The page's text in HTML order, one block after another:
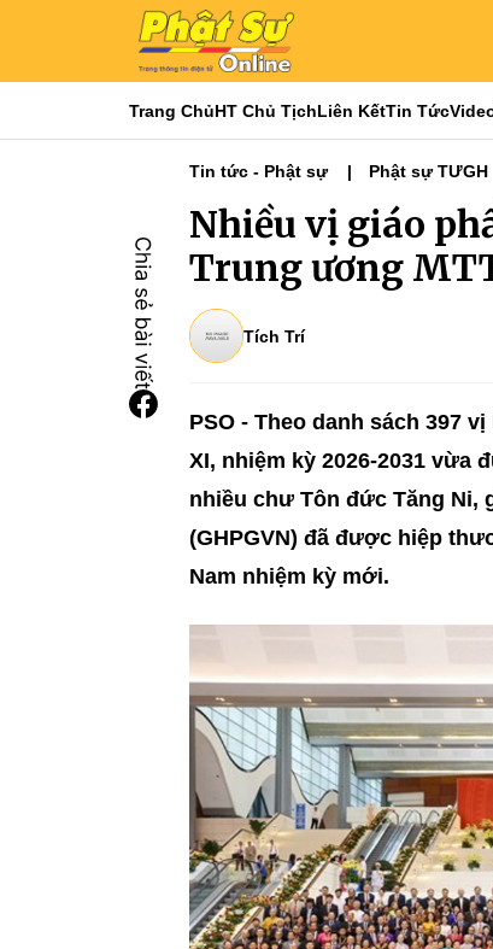
Trang ChủHT Chủ TịchLiên KếtTin Tức
Tin tức - Phật sự Phật sự TƯGH
Nhiều vị giáo
Trung ương
Tích Trí
PSO - Theo danh sách 397
XI, nhiệm kỳ 2026-2031 vừa
nhiều chư Tôn đức Tăng Ni,
(GHPGVN) đã được hiệp
Nam nhiệm kỳ mới.